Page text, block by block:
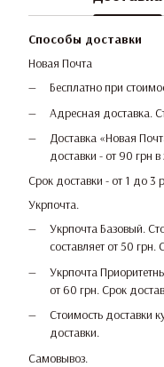
Способы доставки
Новая Почта
Бесплатно при
Адресная доставка.
Доставка «Новая
доставки - от 90 грн в
Срок доставки - от 1 до 3
Укрпочта.
Укрпочта Базовый.
составляет от 50
Укрпочта
от 60 грн. Срок
Стоимость доставки
доставки.
Самовывоз.